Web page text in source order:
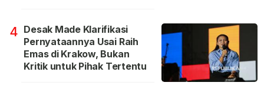
4 Desak Made Klarifikasi
Pernyataannya Usai Raih
Emas di Krakow, Bukan
Kritik untuk Pihak Tertentu